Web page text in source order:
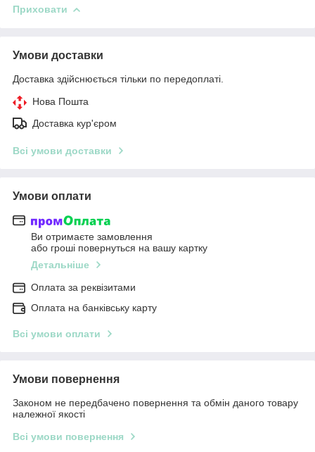
Приховати
Умови доставки
Доставка здійснюється тільки по передоплаті.
Нова Пошта
Доставка кур'єром
Всі умови доставки
Умови оплати
Ви отримаєте замовлення
або гроші повернуться на вашу картку
Детальніше
Оплата за реквізитами
Оплата на банківську карту
Всі умови оплати
Умови повернення
Законом не передбачено повернення та обмін даного товару
належної якості
Всі умови повернення